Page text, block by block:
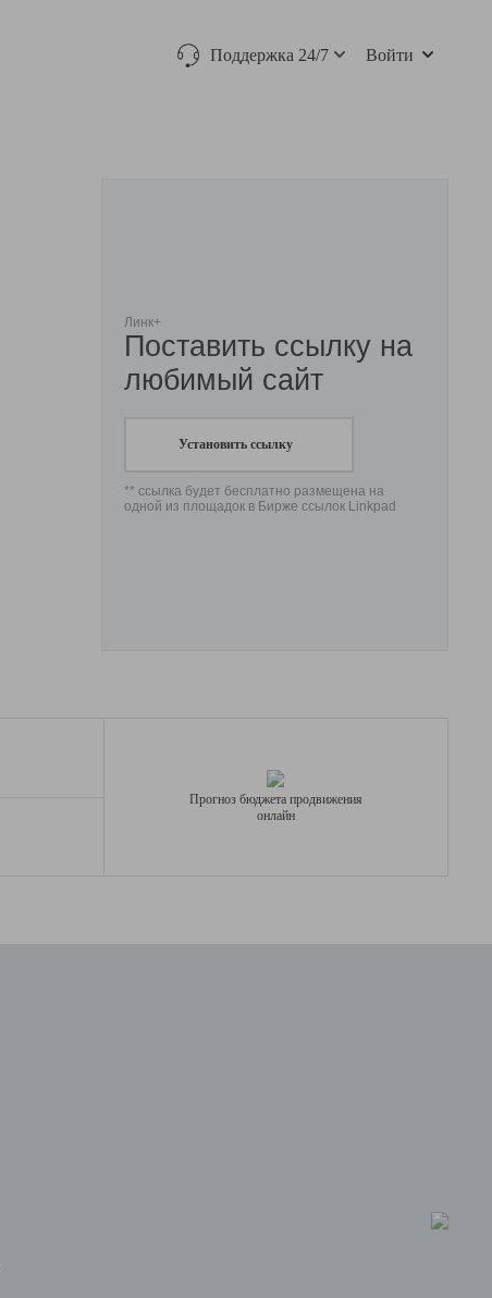
Поддержка 24/7 Войти
Линк+
Поставить ссылку на
любимый сайт
Установить ссылку
** ссылка будет бесплатно размещена на
одной из площадок в Бирже ссылок Linkpad
Прогноз бюджета продвижения
онлайн